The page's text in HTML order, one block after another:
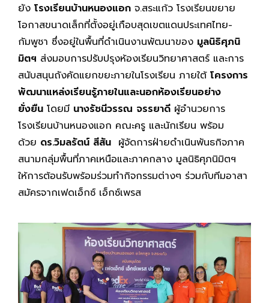
ยัง โรงเรียนบ้านหนองแอก จ.สระแก้ว โรงเรียนขยาย
โอกาสขนาดเล็กที่ตั้งอยู่เกือบสุดเขตแดนประเทศไทย-
กัมพูชา ซึ่งอยู่ในพื้นที่ดำเนินงานพัฒนาของ มูลนิธิศุภนิ
มิตฯ ส่งมอบการปรับปรุงห้องเรียนวิทยาศาสตร์ และการ
สนับสนุนถังคัดแยกขยะภายในโรงเรียน ภายใต้ โครงการ
พัฒนาแหล่งเรียนรู้ภายในและนอกห้องเรียนอย่าง
ยั่งยืน โดยมี นางรัชนีวรรณ จรรยาดี ผู้อำนวยการ
โรงเรียนบ้านหนองแอก คณะครู และนักเรียน พร้อม
ด้วย ดร.วิมลรัตน์ สีสัน ผู้จัดการฝ่ายดำเนินพันธกิจภาค
สนามกลุ่มพื้นที่ภาคเหนือและภาคกลาง มูลนิธิศุภนิมิตฯ
ให้การต้อนรับพร้อมร่วมทำกิจกรรมต่างๆ ร่วมกับทีมอาสา
สมัครจากเฟดเอ็กซ์ เอ็กซ์เพรส